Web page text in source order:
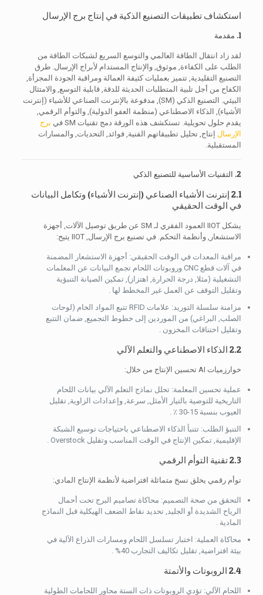
استكشاف تطبيقات التصنيع الذكية في إنتاج برج الإرسال
1. مقدمة
لقد زاد انتقال الطاقة العالمي والتوسع السريع لشبكات الطاقة من
الطلب على الكفاءة, موثوق, والإنتاج المستدام لأبراج الإرسال. طرق
التصنيع التقليدية, تتميز بعمليات كثيفة العمالة ومراقبة الجودة المجزأة,
الكفاح من أجل تلبية المتطلبات الحديثة للدقة, قابلية التوسع, والامتثال
البيئي. التصنيع الذكي (SM), مدفوعة بالإنترنت الصناعي للأشياء (إنترنت
الأشياء), الذكاء الاصطناعي (منظمة العفو الدولية), والتوأم الرقمي,
يقدم حلول تحويلية. تستكشف هذه الورقة دمج تقنيات SM في
برج
الإرسال إنتاج, تحليل تطبيقاتهم الفنية, فوائد, التحديات, والمسارات
المستقبلية.
2. التقنيات الأساسية للتصنيع الذكي
2.1 إنترنت الأشياء الصناعي (إنترنت الأشياء) وتكامل البيانات
في الوقت الحقيقي
يشكل IIOT العمود الفقري لـ SM عن طريق توصيل الآلات, أجهزة
الاستشعار, وأنظمة التحكم. في تصنيع برج الإرسال, IIOT يتيح:
مراقبة المعدات في الوقت الحقيقي: أجهزة الاستشعار المضمنة
في آلات قطع CNC وروبوتات اللحام تجمع البيانات عن المعلمات
التشغيلية (مثلا, درجة الحرارة, اهتزاز), تمكين الصيانة التنبؤية
وتقليل التوقف عن العمل غير المخطط لها .
مزامنة سلسلة التوريد: علامات RFID تتبع المواد الخام (لوحات
الصلب, البراغي) من الموردين إلى خطوط التجميع, ضمان التتبع
وتقليل اختناقات المخزون .
2.2 الذكاء الاصطناعي والتعلم الآلي
خوارزميات AI تحسين الإنتاج من خلال:
عملية تحسين المعلمة: تحلل نماذج التعلم الآلي بيانات اللحام
التاريخية للتوصية بالتيار الأمثل, سرعة, وإعدادات الزاوية, تقليل
العيوب بنسبة 15-30 ٪ .
التنبؤ الطلب: تتنبأ الذكاء الاصطناعي باحتياجات توسيع الشبكة
الإقليمية, تمكين الإنتاج في الوقت المناسب وتقليل Overstock .
2.3 تقنية التوأم الرقمي
توأم رقمي يخلق نسخ متماثلة افتراضية لأنظمة الإنتاج المادي:
التحقق من صحة التصميم: محاكاة تصاميم البرج تحت أحمال
الرياح الشديدة أو الجليد, تحديد نقاط الضعف الهيكلية قبل النماذج
المادية .
محاكاة العملية: اختبار تسلسل اللحام ومسارات الذراع الآلية في
بيئة افتراضية, تقليل تكاليف التجارب 40% .
2.4 الروبوتات والأتمتة
اللحام الآلي: تؤدي الروبوتات ذات الستة محاور اللحامات الطولية